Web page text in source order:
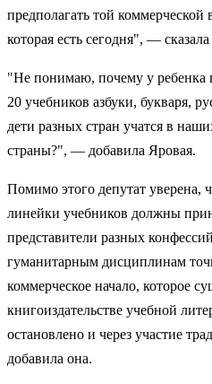
предполагать той коммерческой
которая есть сегодня", —
"Не понимаю, почему у ребенка
20 учебников азбуки, букваря,
дети разных стран учатся в
страны?", — добавила Яровая.
Помимо этого депутат уверена,
линейки учебников должны
представители разных
гуманитарным дисциплинам
коммерческое начало, которое
книгоиздательстве учебной
остановлено и через участие
добавила она.